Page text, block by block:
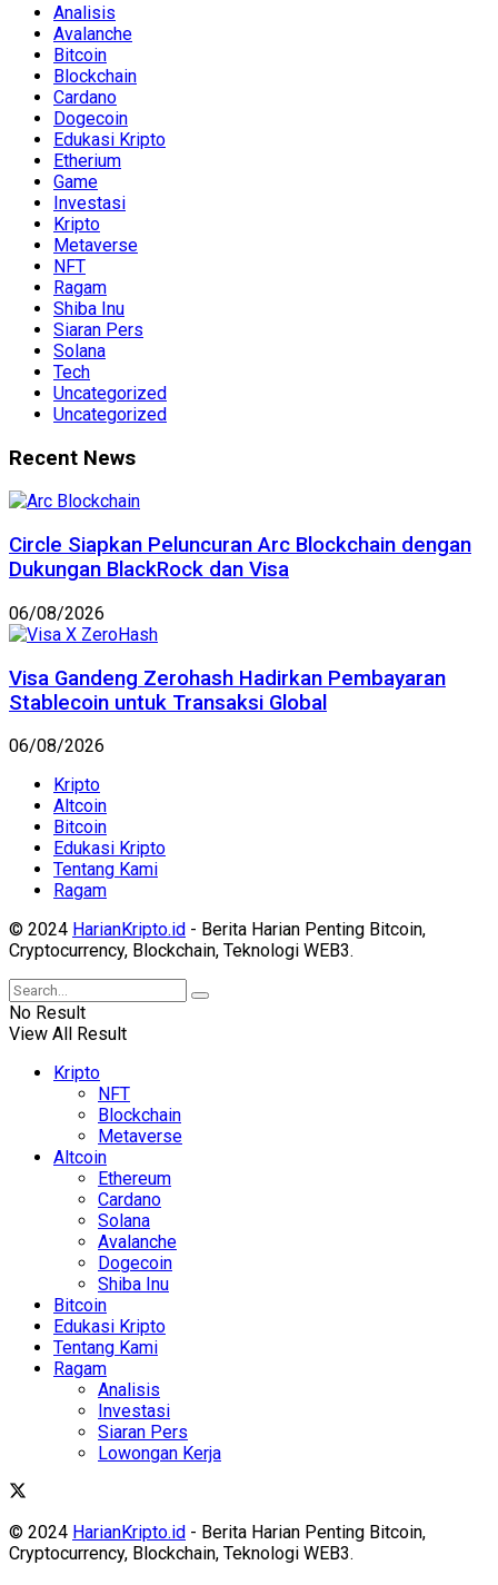
Analisis
Avalanche
Bitcoin
Blockchain
Cardano
Dogecoin
Edukasi Kripto
Etherium
Game
Investasi
Kripto
Metaverse
NFT
Ragam
Shiba Inu
Siaran Pers
Solana
Tech
Uncategorized
Uncategorized
Recent News
Circle Siapkan Peluncuran Arc Blockchain dengan
Dukungan BlackRock dan Visa
06/08/2026
Visa Gandeng Zerohash Hadirkan Pembayaran
Stablecoin untuk Transaksi Global
06/08/2026
Kripto
Altcoin
Bitcoin
Edukasi Kripto
Tentang Kami
Ragam
© 2024 HarianKripto.id - Berita Harian Penting Bitcoin,
Cryptocurrency, Blockchain, Teknologi WEB3.
No Result
View All Result
Kripto
NFT
Blockchain
Metaverse
Altcoin
Ethereum
Cardano
Solana
Avalanche
Dogecoin
Shiba Inu
Bitcoin
Edukasi Kripto
Tentang Kami
Ragam
Analisis
Investasi
Siaran Pers
Lowongan Kerja
© 2024 HarianKripto.id - Berita Harian Penting Bitcoin,
Cryptocurrency, Blockchain, Teknologi WEB3.